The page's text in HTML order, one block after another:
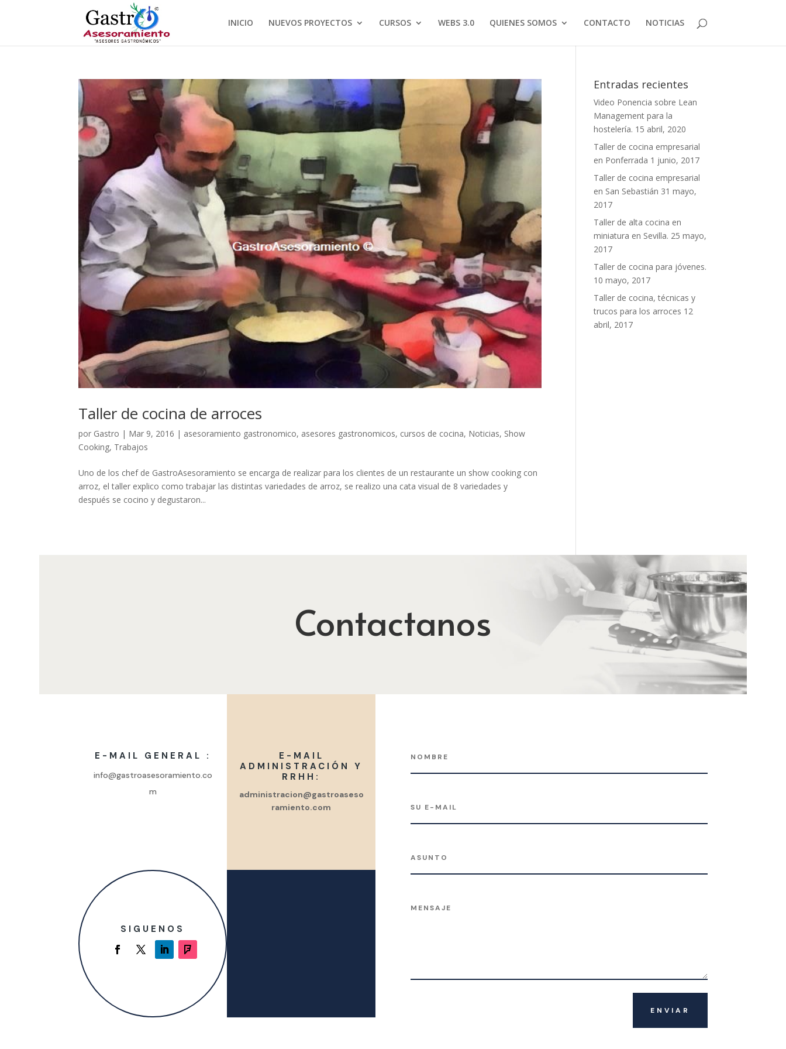
INICIO NUEVOS PROYECTOS CURSOS WEBS 3.0 QUIENES SOMOS CONTACTO NOTICIAS
Taller de cocina de arroces
por Gastro | Mar 9, 2016 | asesoramiento gastronomico, asesores gastronomicos, cursos de cocina, Noticias, Show
Cooking, Trabajos
Uno de los chef de GastroAsesoramiento se encarga de realizar para los clientes de un restaurante un show cooking con
arroz, el taller explico como trabajar las distintas variedades de arroz, se realizo una cata visual de 8 variedades y
después se cocino y degustaron...
Entradas recientes
Video Ponencia sobre Lean
Management para la
hostelería. 15 abril, 2020
Taller de cocina empresarial
en Ponferrada 1 junio, 2017
Taller de cocina empresarial
en San Sebastián 31 mayo,
2017
Taller de alta cocina en
miniatura en Sevilla. 25 mayo,
2017
Taller de cocina para jóvenes.
10 mayo, 2017
Taller de cocina, técnicas y
trucos para los arroces 12
abril, 2017
Contactanos
E-MAIL GENERAL :
info@gastroasesoramiento.co
m
E-MAIL
ADMINISTRACIÓN Y
RRHH:
administracion@gastroaseso
ramiento.com
SIGUENOS
ENVIAR